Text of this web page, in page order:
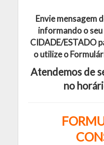
Envie mensagem
informando o seu
CIDADE/ESTADO
o utilize o
Atendemos de
no